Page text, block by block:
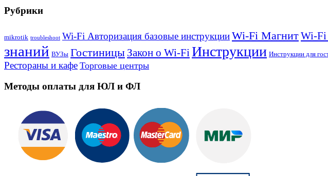
Рубрики
mikrotik troubleshoot Wi-Fi Авторизация базовые инструкцииWi-Fi МагнитWi-Fi
знаний ВУЗы Гостиницы Закон о Wi-FiИнструкции Инструкции для
Рестораны и кафе Торговые центры
Методы оплаты для ЮЛ и ФЛ